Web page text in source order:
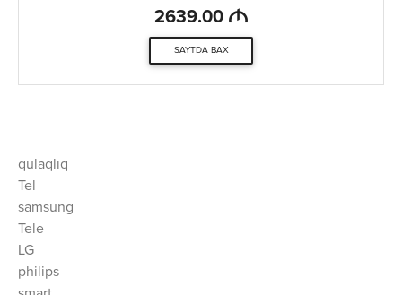
2639.00 M
SAYTDA BAX
qulaqlıq
Tel
samsung
Tele
LG
philips